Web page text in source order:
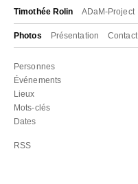
Timothée Rolin ADaM-Project
Photos Présentation Contact
Personnes
Événements
Lieux
Mots-clés
Dates
RSS